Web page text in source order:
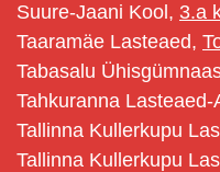
Suure-Jaani Kool, 3.a
Taaramäe Lasteaed,
Tabasalu
Tahkuranna Lasteaed-
Tallinna Kullerkupu
Tallinna Kullerkupu